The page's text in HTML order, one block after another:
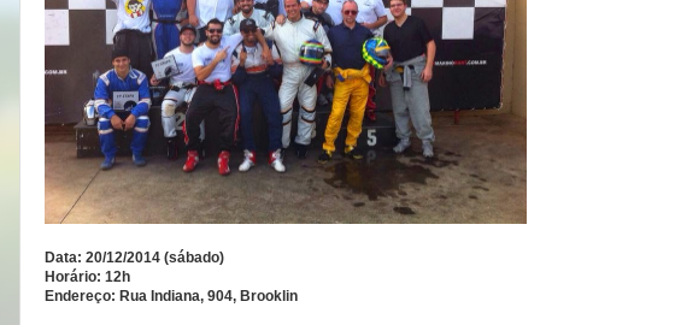
Data: 20/12/2014 (sábado)
Horário: 12h
Endereço: Rua Indiana, 904, Brooklin